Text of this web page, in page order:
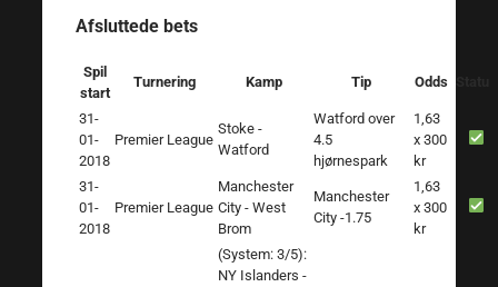
Afsluttede bets
Spil
start
Turnering Kamp Tip Odds
31-
01-
2018
Premier League
Stoke -
Watford
Watford over
4.5
hjørnespark
1,63
x 300
kr
31-
01-
2018
Premier League
Manchester
City - West
Brom
Manchester
City -1.75
1,63
x 300
kr
(System: 3/5):
NY Islanders -